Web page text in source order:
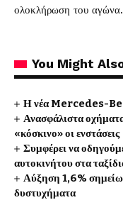
ολοκλήρωση του αγώνα.
You Might
Η νέα Mercedes-
Ανασφάλιστα
«κόσκινο» οι ενστάσεις
Συμφέρει να
αυτοκινήτου στα
Αύξηση 1,6%
δυστυχήματα